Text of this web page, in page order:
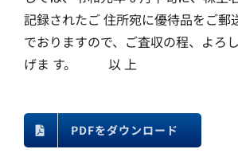
記録されたご 住所宛に優待品をご郵
でおりますので、ご査収の程、よろ
げま す。 以 上
PDFをダウンロード